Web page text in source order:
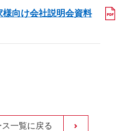
向け会社説明会資料
一覧に戻る